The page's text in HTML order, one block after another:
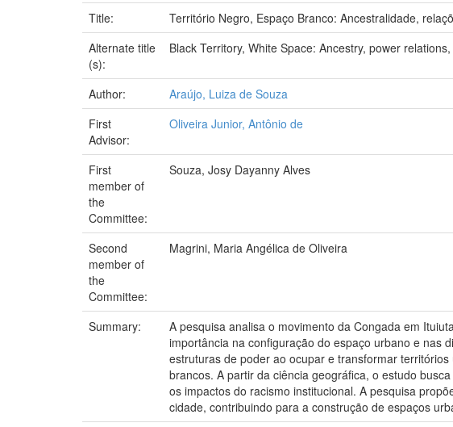
Title:
Território Negro, Espaço Branco: Ancestralidade,
Alternate title
(s):
Black Territory, White Space: Ancestry, power
Author:
Araújo, Luiza de Souza
First
Advisor:
Oliveira Junior, Antônio de
First
member of
the
Committee:
Souza, Josy Dayanny Alves
Second
member of
the
Committee:
Magrini, Maria Angélica de Oliveira
Summary:
A pesquisa analisa o movimento da Congada em
importância na configuração do espaço urbano e nas
estruturas de poder ao ocupar e transformar
brancos. A partir da ciência geográfica, o estudo
os impactos do racismo institucional. A pesquisa
cidade, contribuindo para a construção de espaços